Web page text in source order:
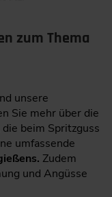
zum Thema
unsere
Sie mehr über die
die beim Spritzguss
umfassende
Zudem
und Angüsse